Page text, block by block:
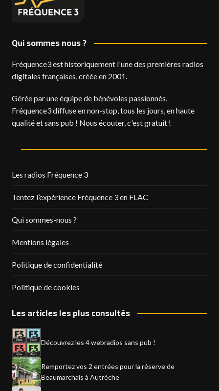
Qui sommes nous ?
Fréquence3 est historiquement l'une des premières radios
digitales françaises, créée en 2001.
Gérée par une équipe de bénévoles passionnés,
Fréquence3 diffuse en non-stop, tous les jours, en haute
qualité et sans pub ! Nous écouter, c'est gratuit !
Les radios Fréquence 3
Tentez l’expérience Fréquence 3 en FLAC
Qui sommes-nous ?
Mentions légales
Politique de confidentialité
Politique de cookies
Les articles les plus consultés
Découvrez les 4 webradios sans pub !
Remportez vos 2 entrées pour la réserve de
Beaumarchais à Autrèche